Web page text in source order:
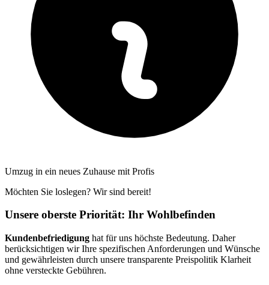
Umzug in ein neues Zuhause mit Profis
Möchten Sie loslegen? Wir sind bereit!
Unsere oberste Priorität: Ihr Wohlbefinden
Kundenbefriedigung hat für uns höchste Bedeutung. Daher
berücksichtigen wir Ihre spezifischen Anforderungen und Wünsche
und gewährleisten durch unsere transparente Preispolitik Klarheit
ohne versteckte Gebühren.